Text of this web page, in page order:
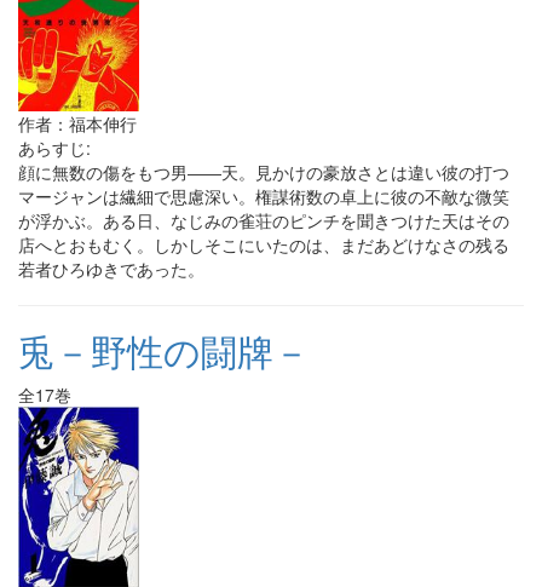
作者：福本伸行
あらすじ:
顔に無数の傷をもつ男――天。見かけの豪放さとは違い彼の打つ
マージャンは繊細で思慮深い。権謀術数の卓上に彼の不敵な微笑
が浮かぶ。ある日、なじみの雀荘のピンチを聞きつけた天はその
店へとおもむく。しかしそこにいたのは、まだあどけなさの残る
若者ひろゆきであった。
兎－野性の闘牌－
全17巻